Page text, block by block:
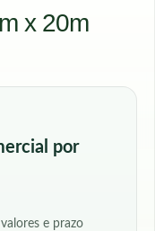
x 20m
por
e prazo